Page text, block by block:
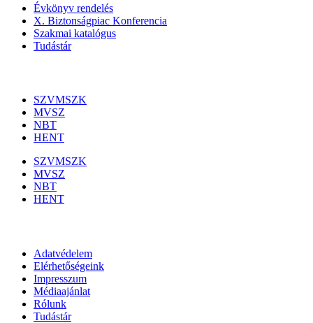
Évkönyv rendelés
X. Biztonságpiac Konferencia
Szakmai katalógus
Tudástár
SZVMSZK
MVSZ
NBT
HENT
SZVMSZK
MVSZ
NBT
HENT
Adatvédelem
Elérhetőségeink
Impresszum
Médiaajánlat
Rólunk
Tudástár